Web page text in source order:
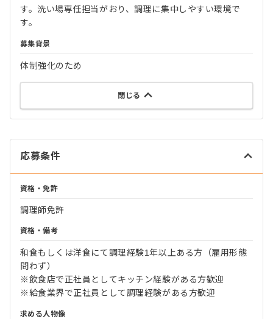
す。洗い場専任担当がおり、調理に集中しやすい環境で
す。
募集背景
体制強化のため
閉じる
応募条件
資格・免許
調理師免許
資格・備考
和食もしくは洋食にて調理経験1年以上ある方（雇用形態
問わず）
※飲食店で正社員としてキッチン経験がある方歓迎
※給食業界で正社員として調理経験がある方歓迎
求める人物像